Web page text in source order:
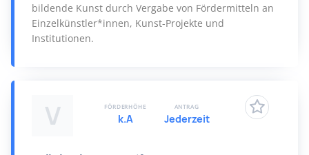
bildende Kunst durch Vergabe von Fördermitteln an
Einzelkünstler*innen, Kunst-Projekte und
Institutionen.
V FÖRDERHÖHE
k.A
ANTRAG
Jederzeit